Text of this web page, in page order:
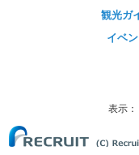
観光ガ
イベ
表示：